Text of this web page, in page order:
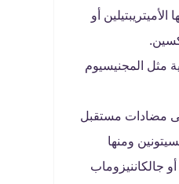
أو
مثل المجنيسيوم
مضادات مستقبل
ومنها
جالكاننيزوماب